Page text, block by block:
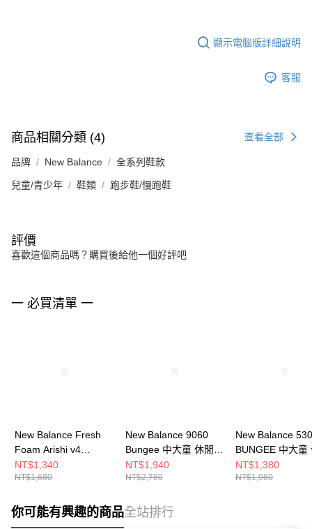
顯示電腦版詳細說明
客服
商品相關分類 (4) 查看全部
品牌 New Balance 全系列鞋款
兒童/青少年 鞋類 跑步鞋/慢跑鞋
評價
喜歡這個商品嗎？購買後給他一個好評吧
一 必買清單 一
New Balance Fresh
Foam Arishi v4
Bungee 中大童 跑步鞋
PARI561-W
NT$1,340
NT$1,680
New Balance 9060
Bungee 中大童 休閒鞋
P90607UK-W
NT$1,940
NT$2,780
New Balance 530
BUNGEE 中大童
鞋 PZ530CG-W
NT$1,380
NT$1,980
你可能有興趣的商品全站排行